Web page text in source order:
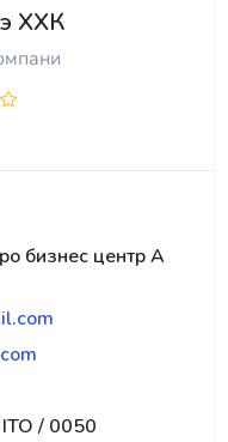
ХХК
бизнес центр А
/ 0050